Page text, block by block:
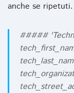
anche se ripetuti.
#####